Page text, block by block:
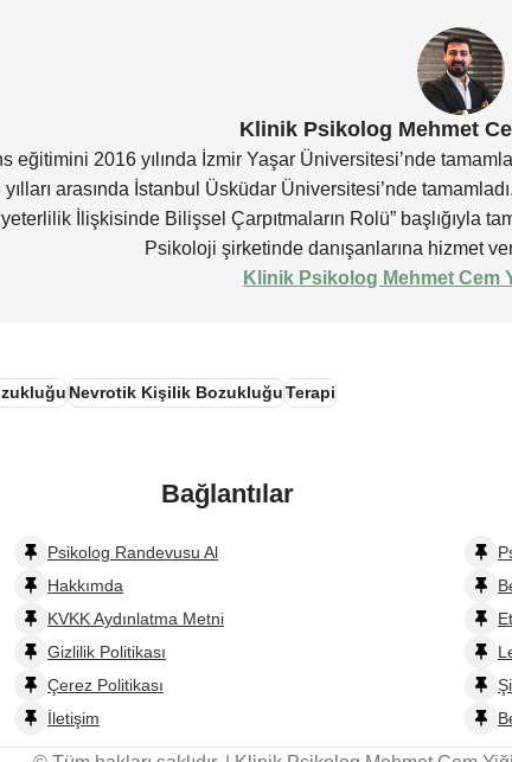
Klinik Psikolog Mehmet
eğitimini 2016 yılında İzmir Yaşar Üniversitesi’nde
yılları arasında İstanbul Üsküdar Üniversitesi’nde
İlişkisinde Bilişsel Çarpıtmaların Rolü” başlığıyla
Psikoloji şirketinde danışanlarına hizmet
Klinik Psikolog Mehmet Cem
Nevrotik Kişilik BozukluğuTerapi
Bağlantılar
Psikolog Randevusu Al
Hakkımda
KVKK Aydınlatma Metni
Gizlilik Politikası
Çerez Politikası
İletişim